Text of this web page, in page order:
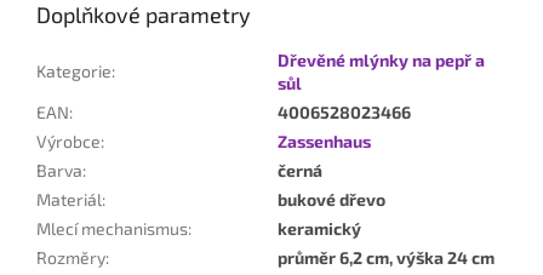
Doplňkové parametry
Kategorie:
Dřevěné mlýnky na pepř a
sůl
EAN:
4006528023466
Výrobce:
Zassenhaus
Barva:
černá
Materiál:
bukové dřevo
Mlecí mechanismus:
keramický
Rozměry:
průměr 6,2 cm, výška 24 cm